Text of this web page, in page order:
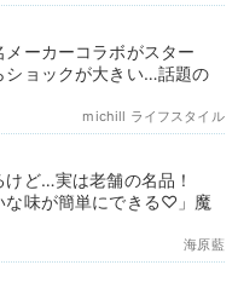
メーカーコラボがスター
ショックが大きい…話題の
michill ライフスタイル
けど…実は老舗の名品！
な味が簡単にできる♡」魔
海原藍